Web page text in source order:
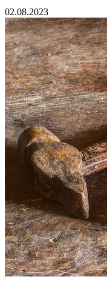
02.08.2023